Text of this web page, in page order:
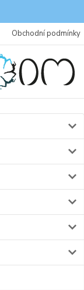
Obchodní podmínky